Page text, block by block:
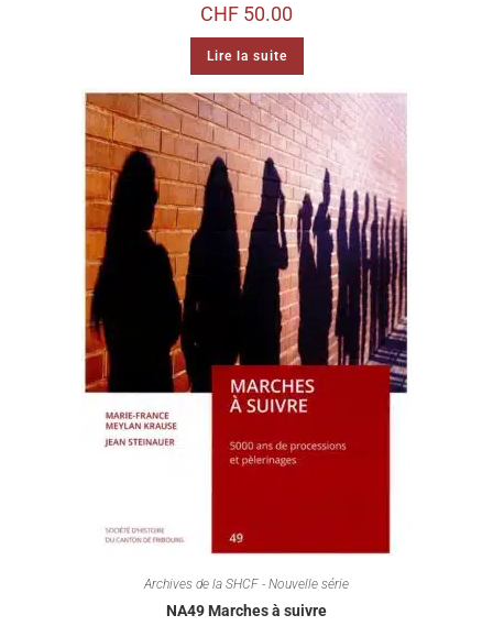
CHF 50.00
Lire la suite
Archives de la SHCF - Nouvelle série
NA49 Marches à suivre